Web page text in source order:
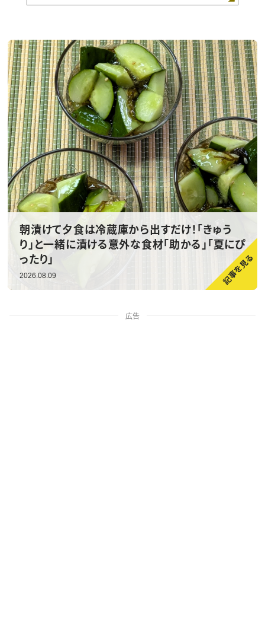
朝漬けて夕食は冷蔵庫から出すだけ！「きゅう
り」と一緒に漬ける意外な食材「助かる」「夏にぴ
ったり」
2026.08.09
広告